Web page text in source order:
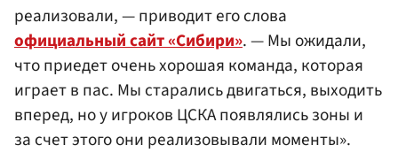
реализовали, — приводит его слова
официальный сайт «Сибири». — Мы ожидали,
что приедет очень хорошая команда, которая
играет в пас. Мы старались двигаться, выходить
вперед, но у игроков ЦСКА появлялись зоны и
за счет этого они реализовывали моменты».